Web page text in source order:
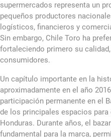
supermercados representa un
pequeños productores
logísticos, financieros y
Sin embargo, Chile Toro ha
fortaleciendo primero su
consumidores.
Un capítulo importante en la
aproximadamente en el año
participación permanente en el
de los principales espacios
Honduras. Durante años, el
fundamental para la marca,